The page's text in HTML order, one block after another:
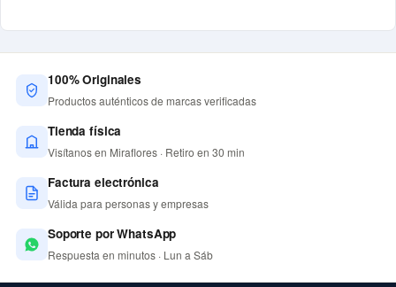
100% Originales
Productos auténticos de marcas verificadas
Tienda física
Visítanos en Miraflores · Retiro en 30 min
Factura electrónica
Válida para personas y empresas
Soporte por WhatsApp
Respuesta en minutos · Lun a Sáb